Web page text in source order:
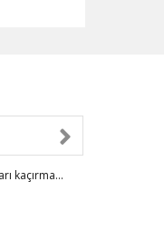
kaçırma...